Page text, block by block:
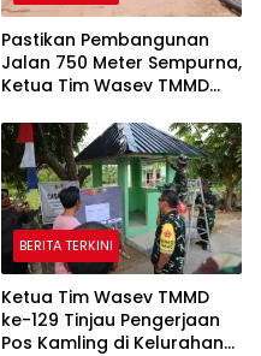
Pastikan Pembangunan
Jalan 750 Meter Sempurna,
Ketua Tim Wasev TMMD
Menggunakan Trail
BERITA TERKINI
Ketua Tim Wasev TMMD
ke-129 Tinjau Pengerjaan
Pos Kamling di Kelurahan